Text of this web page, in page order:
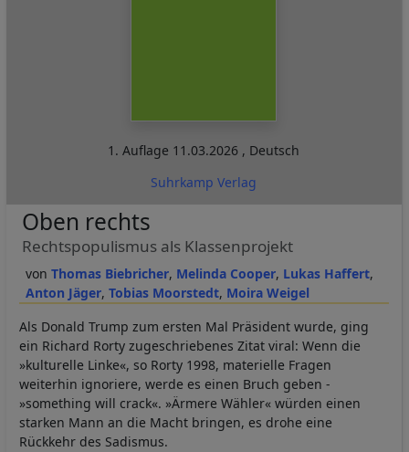
1. Auflage 11.03.2026 , Deutsch
Suhrkamp Verlag
Thomas Biebricher Melinda Cooper Lukas Haffert
Anton Jäger Tobias Moorstedt Moira Weigel
Oben rechts
Rechtspopulismus als Klassenprojekt
Als Donald Trump zum ersten Mal Präsident wurde, ging
ein Richard Rorty zugeschriebenes Zitat viral: Wenn die
»kulturelle Linke«, so Rorty 1998, materielle Fragen
weiterhin ignoriere, werde es einen Bruch geben -
»something will crack«. »Ärmere Wähler« würden einen
starken Mann an die Macht bringen, es drohe eine
Rückkehr des Sadismus.